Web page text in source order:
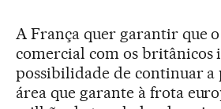
A França quer garantir que
comercial com os britânicos
possibilidade de continuar a
área que garante à frota